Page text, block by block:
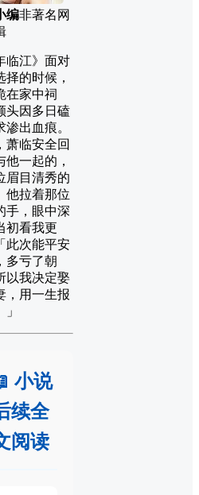
编非著名网
临江》面对
择的时候，
在家中祠
头因多日磕
渗出血痕。
萧临安全回
他一起的，
眉目清秀的
他拉着那位
手，眼中深
初看我更
此次能平安
多亏了朝
以我决定娶
，用一生报
小说
续全
阅读